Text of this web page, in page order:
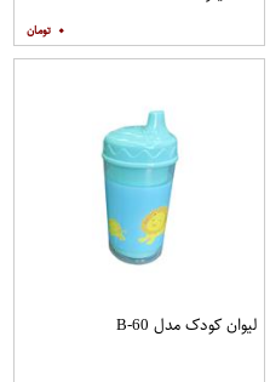
۰
لیوان کودک مدل B-60